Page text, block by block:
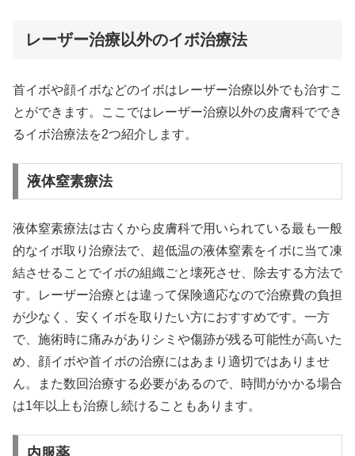
レーザー治療以外のイボ治療法
首イボや顔イボなどのイボはレーザー治療以外でも治すこ
とができます。ここではレーザー治療以外の皮膚科ででき
るイボ治療法を2つ紹介します。
液体窒素療法
液体窒素療法は古くから皮膚科で用いられている最も一般
的なイボ取り治療法で、超低温の液体窒素をイボに当て凍
結させることでイボの組織ごと壊死させ、除去する方法で
す。レーザー治療とは違って保険適応なので治療費の負担
が少なく、安くイボを取りたい方におすすめです。一方
で、施術時に痛みがありシミや傷跡が残る可能性が高いた
め、顔イボや首イボの治療にはあまり適切ではありませ
ん。また数回治療する必要があるので、時間がかかる場合
は1年以上も治療し続けることもあります。
内服薬